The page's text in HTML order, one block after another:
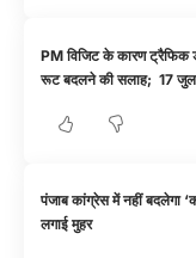
PM विजिट के कारण ट्रैफिक
रूट बदलने की सलाह; 17
पंजाब कांग्रेस में नहीं बदलेगा
लगाई मुहर